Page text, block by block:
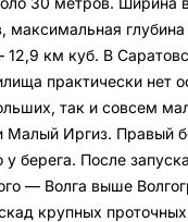
максимальная
км куб. В
практически нет
так и совсем
Малый Иргиз. Правый
берега. После
— Волга выше
крупных